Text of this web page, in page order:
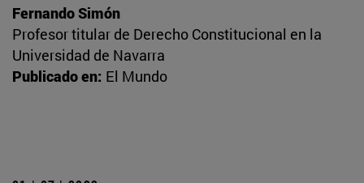
Fernando Simón
Profesor titular de Derecho Constitucional en la
Universidad de Navarra
Publicado en: El Mundo